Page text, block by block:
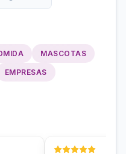
MASCOTAS
EMPRESAS